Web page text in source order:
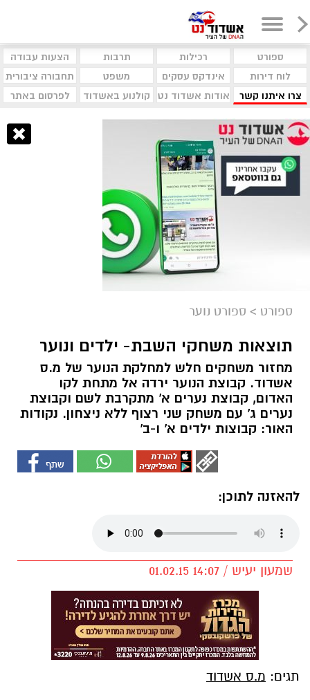
ספורט רכילות תרבות
הצעות עבודה
לוח דירות
אינדקס עסקים משפט
תחבורה ציבורית
צרו איתנו קשר
אודות אשדוד נט קולנוע באשדוד לפרסום באתר
ספורט > ספורט נוער
תוצאות משחקי השבת- ילדים ונוער
מחזור משחקים חלש למחלקת הנוער של מ.ס
אשדוד. קבוצת הנוער ירדה אל מתחת לקו
האדום, קבוצת נערים א' מתקרבת לשם וקבוצת
נערים ג' עם משחק שני רצוף ללא ניצחון. נקודות
האור: קבוצות ילדים א' ו-ב'
להאזנה לתוכן:
שמעון יעיש / 14:07 01.02.15
תגים: מ.ס אשדוד